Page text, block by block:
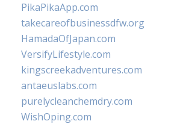
PikaPikaApp.com
takecareofbusinessdfw.org
HamadaOfJapan.com
VersifyLifestyle.com
kingscreekadventures.com
antaeuslabs.com
purelycleanchemdry.com
WishOping.com